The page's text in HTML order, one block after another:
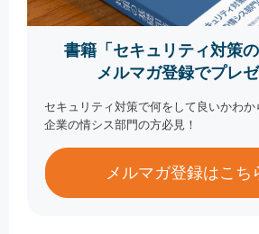
書籍「セキュリティ対策の
メルマガ登録でプレゼ
セキュリティ対策で何をして良いかわか
企業の情シス部門の方必見！
メルマガ登録はこち